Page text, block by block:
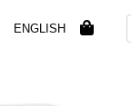
ENGLISH